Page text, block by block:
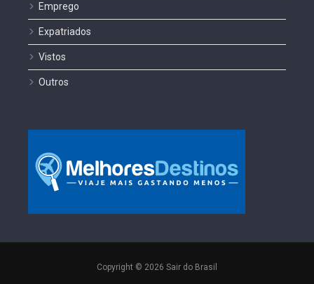
Emprego
Expatriados
Vistos
Outros
Copyright © 2026 Sair do Brasil